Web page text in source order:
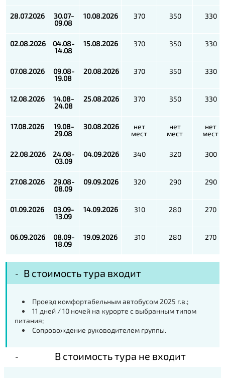
28.07.2026
30.07-
09.08
10.08.2026 370 350 330
02.08.2026
04.08-
14.08
15.08.2026 370 350 330
07.08.2026
09.08-
19.08
20.08.2026 370 350 330
12.08.2026
14.08-
24.08
25.08.2026 370 350 330
17.08.2026
19.08-
29.08
30.08.2026
нет
мест
нет
мест
нет
мест
22.08.2026
24.08-
03.09
04.09.2026 340 320 300
27.08.2026
29.08-
08.09
09.09.2026 320 290 290
01.09.2026
03.09-
13.09
14.09.2026 310 280 270
06.09.2026
08.09-
18.09
19.09.2026 310 280 270
В стоимость тура входит
Проезд комфортабельным автобусом 2025 г.в.;
11 дней / 10 ночей на курорте с выбранным типом
питания;
Сопровождение руководителем группы.
В стоимость тура не входит